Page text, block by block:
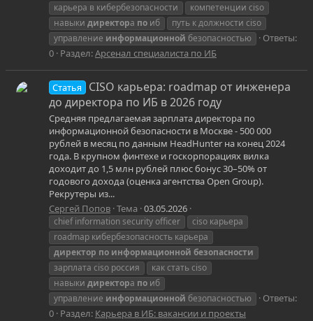
карьера в кибербезопасности
компетенции ciso
навыки директора по иб
путь к должности ciso
управление информационной безопасностью
Ответы:
0 Раздел:Арсенал специалиста по ИБ
Статья
CISO карьера: roadmap от инженера
до директора по ИБ в 2026 году
Средняя предлагаемая зарплата директора по
информационной безопасности в Москве - 500 000
рублей в месяц по данным HeadHunter на конец 2024
года. В крупном финтехе и госкорпорациях вилка
доходит до 1,5 млн рублей плюс бонус 30–50% от
годового дохода (оценка агентства Open Group).
Рекрутеры из...
Сергей Попов Тема 03.05.2026
chief information security officer
ciso карьера
roadmap кибербезопасность карьера
директор по информационной безопасности
зарплата ciso россия
как стать ciso
навыки директора по иб
управление информационной безопасностью
Ответы:
0 Раздел: Карьера в ИБ: вакансии и проекты